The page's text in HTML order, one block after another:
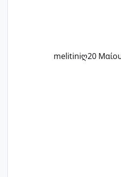
melitiniღ20